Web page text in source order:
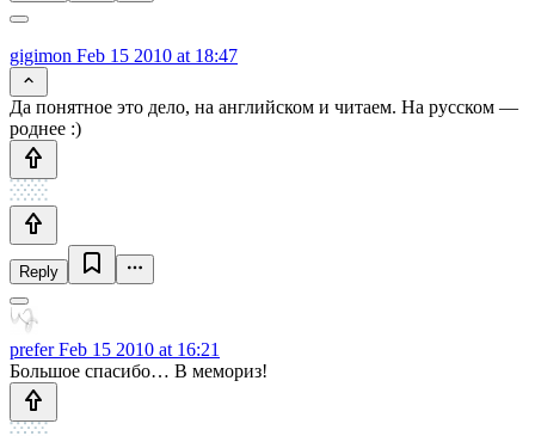
gigimon Feb 15 2010 at 18:47
Да понятное это дело, на английском и читаем. На русском —
роднее :)
Reply
preferFeb 15 2010 at 16:21
Большое спасибо… В мемориз!